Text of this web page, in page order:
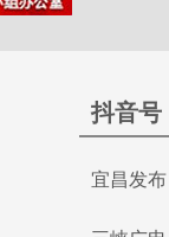
抖音号
宜昌发布